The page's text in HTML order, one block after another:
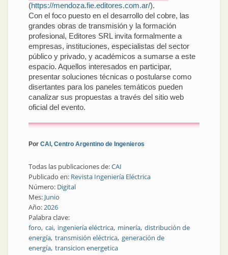
(https://mendoza.fie.editores.com.ar/).
Con el foco puesto en el desarrollo del cobre, las
grandes obras de transmisión y la formación
profesional, Editores SRL invita formalmente a
empresas, instituciones, especialistas del sector
público y privado, y académicos a sumarse a este
espacio. Aquellos interesados en participar,
presentar soluciones técnicas o postularse como
disertantes para los paneles temáticos pueden
canalizar sus propuestas a través del sitio web
oficial del evento.
Por CAI, Centro Argentino de Ingenieros
Todas las publicaciones de:CAI
Publicado en: Revista Ingeniería Eléctrica
Número: Digital
Mes: Junio
Año:2026
Palabra clave:
foro cai ingeniería eléctrica minería distribución de
energía transmisión eléctrica generación de
energía transicion energetica